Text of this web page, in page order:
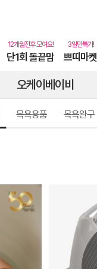
단1회 돌끝맘 쁘띠마켓
오케이베이비
목욕용품 목욕완구